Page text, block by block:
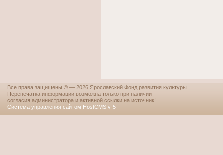
Все права защищены © — 2026 Ярославский Фонд развития культуры
Перепечатка информации возможна только при наличии
согласия администратора и активной ссылки на источник!
Система управления сайтом HostCMS v. 5